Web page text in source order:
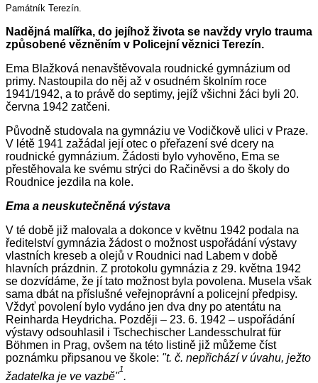
Památník Terezín.
Nadějná malířka, do jejíhož života se navždy vrylo trauma
způsobené vězněním v Policejní věznici Terezín.
Ema Blažková nenavštěvovala roudnické gymnázium od
primy. Nastoupila do něj až v osudném školním roce
1941/1942, a to právě do septimy, jejíž všichni žáci byli 20.
června 1942 zatčeni.
Původně studovala na gymnáziu ve Vodičkově ulici v Praze.
V létě 1941 zažádal její otec o přeřazení své dcery na
roudnické gymnázium. Žádosti bylo vyhověno, Ema se
přestěhovala ke svému strýci do Račiněvsi a do školy do
Roudnice jezdila na kole.
Ema a neuskutečněná výstava
V té době již malovala a dokonce v květnu 1942 podala na
ředitelství gymnázia žádost o možnost uspořádání výstavy
vlastních kreseb a olejů v Roudnici nad Labem v době
hlavních prázdnin. Z protokolu gymnázia z 29. května 1942
se dozvídáme, že jí tato možnost byla povolena. Musela však
sama dbát na příslušné veřejnoprávní a policejní předpisy.
Vždyť povolení bylo vydáno jen dva dny po atentátu na
Reinharda Heydricha. Později – 23. 6. 1942 – uspořádání
výstavy odsouhlasil i Tschechischer Landesschulrat für
Böhmen in Prag, ovšem na této listině již můžeme číst
poznámku připsanou ve škole: "t. č. nepřichází v úvahu, ježto
žadatelka je ve vazbě"
1
.